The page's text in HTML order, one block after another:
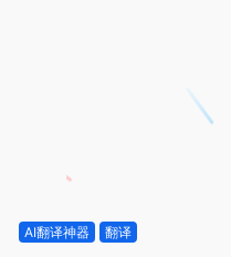
AI翻译神器 翻译